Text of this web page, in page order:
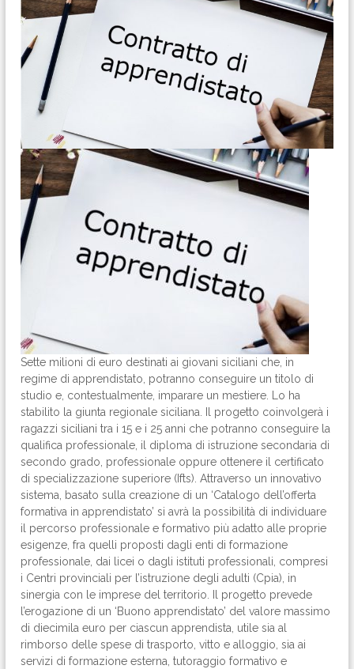
Sette milioni di euro destinati ai giovani siciliani che, in
regime di apprendistato, potranno conseguire un titolo di
studio e, contestualmente, imparare un mestiere. Lo ha
stabilito la giunta regionale siciliana. Il progetto coinvolgerà i
ragazzi siciliani tra i 15 e i 25 anni che potranno conseguire la
qualifica professionale, il diploma di istruzione secondaria di
secondo grado, professionale oppure ottenere il certificato
di specializzazione superiore (Ifts). Attraverso un innovativo
sistema, basato sulla creazione di un ‘Catalogo dell’offerta
formativa in apprendistato’ si avrà la possibilità di individuare
il percorso professionale e formativo più adatto alle proprie
esigenze, fra quelli proposti dagli enti di formazione
professionale, dai licei o dagli istituti professionali, compresi
i Centri provinciali per l’istruzione degli adulti (Cpia), in
sinergia con le imprese del territorio. Il progetto prevede
l’erogazione di un ‘Buono apprendistato’ del valore massimo
di diecimila euro per ciascun apprendista, utile sia al
rimborso delle spese di trasporto, vitto e alloggio, sia ai
servizi di formazione esterna, tutoraggio formativo e